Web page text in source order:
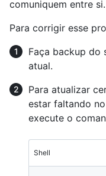
comuniquem entre si.
Para corrigir esse
Faça backup do
atual.
Para atualizar
estar faltando
execute o
Shell